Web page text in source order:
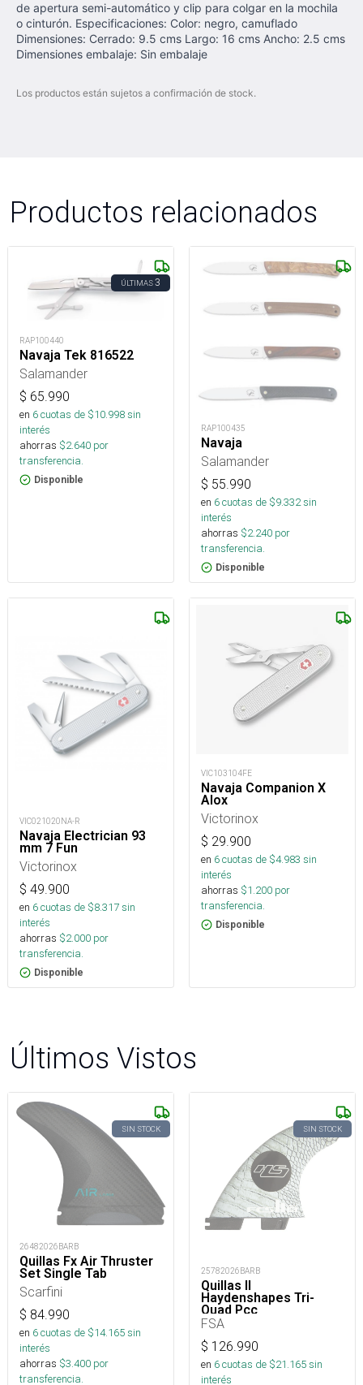
de apertura semi-automático y clip para colgar en la mochila
o cinturón. Especificaciones: Color: negro, camuflado
Dimensiones: Cerrado: 9.5 cms Largo: 16 cms Ancho: 2.5 cms
Dimensiones embalaje: Sin embalaje
Los productos están sujetos a confirmación de stock.
Productos relacionados
ÚLTIMAS3
RAP100440
Navaja Tek 816522
Salamander
$ 65.990
en 6cuotas de $10.998sin
interés
ahorras $2.640 por
transferencia.
Disponible
RAP100435
Navaja
Salamander
$ 55.990
en 6cuotas de $9.332sin
interés
ahorras $2.240 por
transferencia.
Disponible
VIC021020NA-R
Navaja Electrician 93
mm 7 Fun
Victorinox
$ 49.900
en 6cuotas de $8.317sin
interés
ahorras $2.000 por
transferencia.
Disponible
VIC103104FE
Navaja Companion X
Alox
Victorinox
$ 29.900
en 6cuotas de $4.983 sin
interés
ahorras $1.200 por
transferencia.
Disponible
Últimos Vistos
SIN STOCK
26482026BARB
Quillas Fx Air Thruster
Set Single Tab
Scarfini
$ 84.990
en 6cuotas de $14.165sin
interés
ahorras $3.400 por
transferencia.
SIN STOCK
25782026BARB
Quillas II
Haydenshapes Tri-
Quad Pcc
FSA
$ 126.990
en 6cuotas de $21.165sin
interés